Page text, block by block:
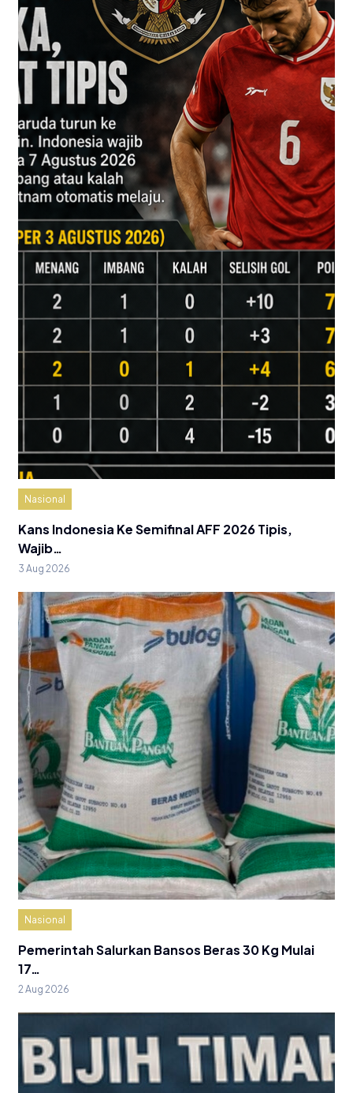
Nasional
Kans Indonesia Ke Semifinal AFF 2026 Tipis,
Wajib…
3 Aug 2026
Nasional
Pemerintah Salurkan Bansos Beras 30 Kg Mulai
17…
2 Aug 2026